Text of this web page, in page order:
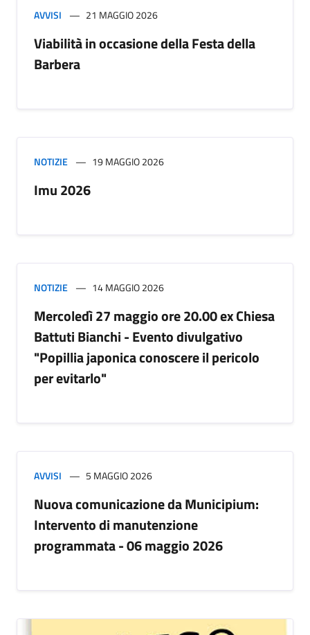
AVVISI 21 MAGGIO 2026
Viabilità in occasione della Festa della
Barbera
NOTIZIE 19 MAGGIO 2026
Imu 2026
NOTIZIE 14 MAGGIO 2026
Mercoledì 27 maggio ore 20.00 ex Chiesa
Battuti Bianchi - Evento divulgativo
"Popillia japonica conoscere il pericolo
per evitarlo"
AVVISI 5 MAGGIO 2026
Nuova comunicazione da Municipium:
Intervento di manutenzione
programmata - 06 maggio 2026